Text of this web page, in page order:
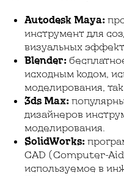
Autodesk Maya:
инструмент для
визуальных
Blender:
исходным кодом,
моделирования,
3ds Max:
дизайнеров
моделирования.
SolidWorks:
CAD (Computer-
используемое в